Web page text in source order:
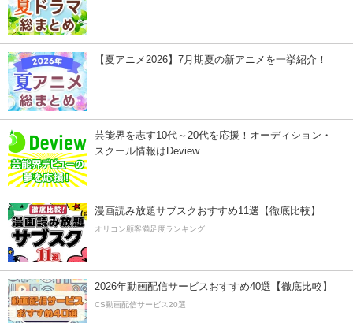
【夏アニメ2026】7月期夏の新アニメを一挙紹介！
芸能界を志す10代～20代を応援！オーディション・
スクール情報はDeview
漫画読み放題サブスクおすすめ11選【徹底比較】
オリコン顧客満足度ランキング
2026年動画配信サービスおすすめ40選【徹底比較】
CS動画配信サービス20選